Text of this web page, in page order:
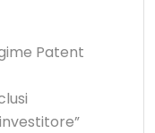
Patent